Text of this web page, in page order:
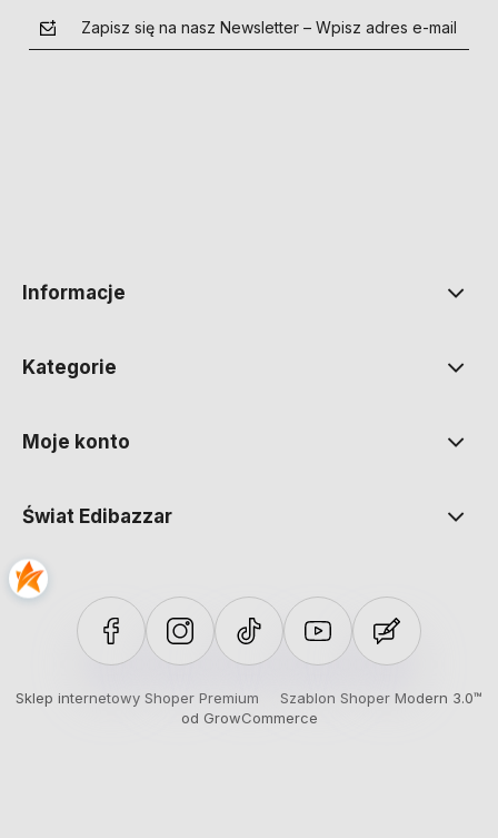
Zapisz się na nasz Newsletter – Wpisz adres e-mail
Informacje
Kategorie
Moje konto
Świat Edibazzar
Sklep internetowy Shoper Premium
Szablon Shoper Modern 3.0™
od GrowCommerce